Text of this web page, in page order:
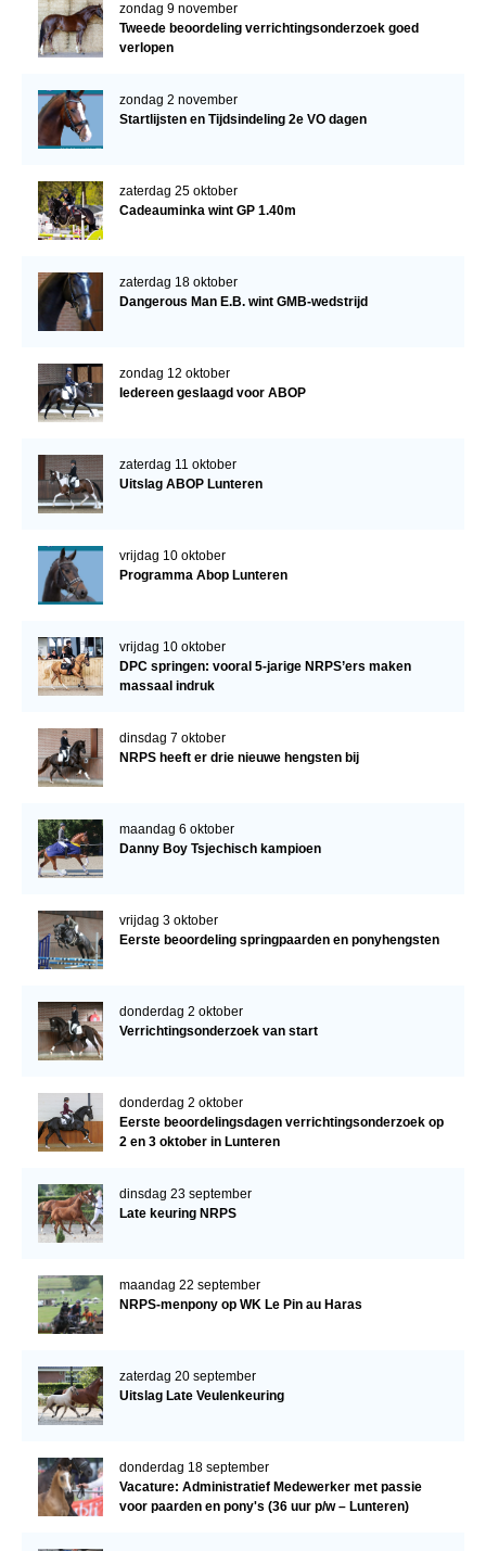
zondag 9 november
Tweede beoordeling verrichtingsonderzoek goed
verlopen
zondag 2 november
Startlijsten en Tijdsindeling 2e VO dagen
zaterdag 25 oktober
Cadeauminka wint GP 1.40m
zaterdag 18 oktober
Dangerous Man E.B. wint GMB-wedstrijd
zondag 12 oktober
Iedereen geslaagd voor ABOP
zaterdag 11 oktober
Uitslag ABOP Lunteren
vrijdag 10 oktober
Programma Abop Lunteren
vrijdag 10 oktober
DPC springen: vooral 5-jarige NRPS’ers maken
massaal indruk
dinsdag 7 oktober
NRPS heeft er drie nieuwe hengsten bij
maandag 6 oktober
Danny Boy Tsjechisch kampioen
vrijdag 3 oktober
Eerste beoordeling springpaarden en ponyhengsten
donderdag 2 oktober
Verrichtingsonderzoek van start
donderdag 2 oktober
Eerste beoordelingsdagen verrichtingsonderzoek op
2 en 3 oktober in Lunteren
dinsdag 23 september
Late keuring NRPS
maandag 22 september
NRPS-menpony op WK Le Pin au Haras
zaterdag 20 september
Uitslag Late Veulenkeuring
donderdag 18 september
Vacature: Administratief Medewerker met passie
voor paarden en pony's (36 uur p/w – Lunteren)